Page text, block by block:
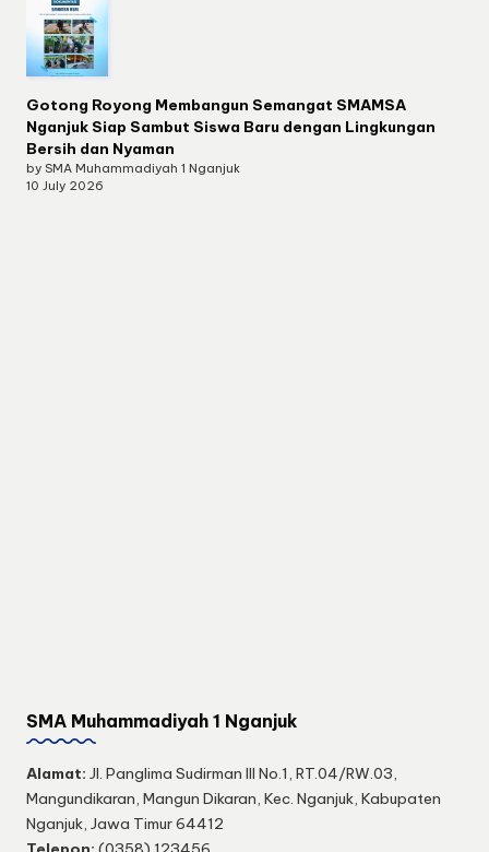
Gotong Royong Membangun Semangat SMAMSA
Nganjuk Siap Sambut Siswa Baru dengan Lingkungan
Bersih dan Nyaman
by SMA Muhammadiyah 1 Nganjuk
10 July 2026
SMA Muhammadiyah 1 Nganjuk
Alamat: Jl. Panglima Sudirman III No.1, RT.04/RW.03,
Mangundikaran, Mangun Dikaran, Kec. Nganjuk, Kabupaten
Nganjuk, Jawa Timur 64412